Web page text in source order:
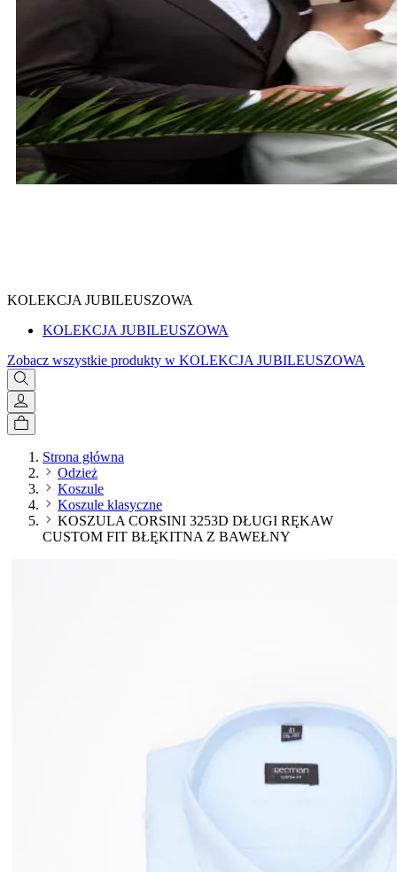
KOLEKCJA JUBILEUSZOWA
KOLEKCJA JUBILEUSZOWA
Zobacz wszystkie produkty w KOLEKCJA JUBILEUSZOWA
Strona główna
Odzież
Koszule
Koszule klasyczne
KOSZULA CORSINI 3253D DŁUGI RĘKAW
CUSTOM FIT BŁĘKITNA Z BAWEŁNY